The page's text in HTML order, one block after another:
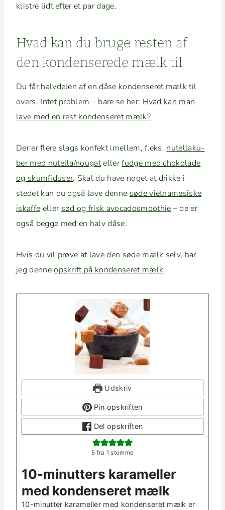
klistre lidt efter et par dage.
Hvad kan du bruge resten af
den kon­denserede mælk til
Du får halvde­len af en dåse kon­denseret mælk til
overs. Intet prob­lem – bare se her: Hvad kan man
lave med en rest kon­denseret mælk?
Der er flere slags kon­fekt imellem, f.eks. nutel­laku­
ber med nutella/nougatellerfudge med choko­lade
og skum­fiduser. Skal du have noget at drikke i
stedet kan du også lave denne søde viet­name­siske
iskaffe eller sød og frisk avo­ca­dos­mooth­ie – de er
også begge med en halv dåse.
Hvis du vil prøve at lave den søde mælk selv, har
jeg denneopskrift på kon­denseret mælk.
Udskriv
Pin opskriften
Del opskriften
5 fra 1 stemme
10-min­ut­ters karameller
med kon­denseret mælk
10-min­ut­ter karameller med kon­denseret mælk er